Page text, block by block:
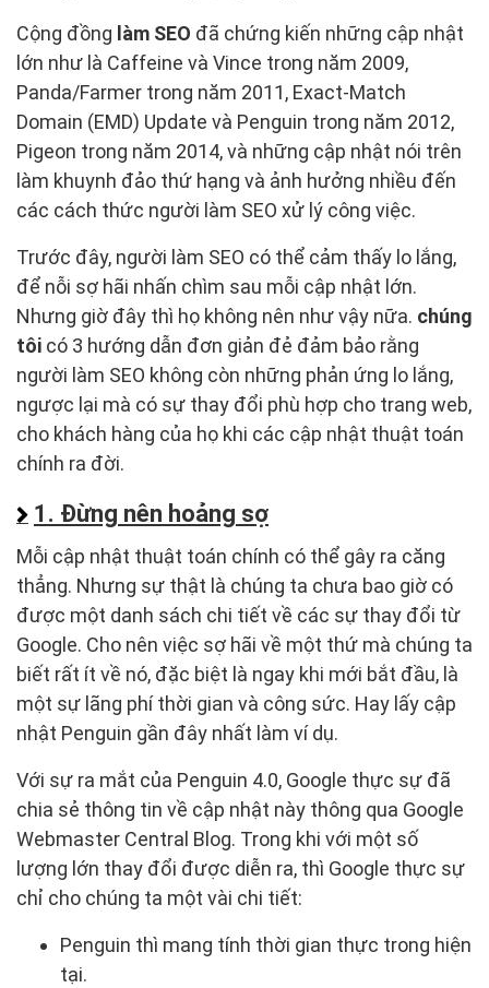
Cộng đồng làm SEO đã chứng kiến những cập nhật
lớn như là Caffeine và Vince trong năm 2009,
Panda/Farmer trong năm 2011, Exact-Match
Domain (EMD) Update và Penguin trong năm 2012,
Pigeon trong năm 2014, và những cập nhật nói trên
làm khuynh đảo thứ hạng và ảnh hưởng nhiều đến
các cách thức người làm SEO xử lý công việc.
Trước đây, người làm SEO có thể cảm thấy lo lắng,
để nỗi sợ hãi nhấn chìm sau mỗi cập nhật lớn.
Nhưng giờ đây thì họ không nên như vậy nữa. chúng
tôi có 3 hướng dẫn đơn giản đẻ đảm bảo rằng
người làm SEO không còn những phản ứng lo lắng,
ngược lại mà có sự thay đổi phù hợp cho trang web,
cho khách hàng của họ khi các cập nhật thuật toán
chính ra đời.
1. Đừng nên hoảng sợ
Mỗi cập nhật thuật toán chính có thể gây ra căng
thẳng. Nhưng sự thật là chúng ta chưa bao giờ có
được một danh sách chi tiết về các sự thay đổi từ
Google. Cho nên việc sợ hãi về một thứ mà chúng ta
biết rất ít về nó, đặc biệt là ngay khi mới bắt đầu, là
một sự lãng phí thời gian và công sức. Hay lấy cập
nhật Penguin gần đây nhất làm ví dụ.
Với sự ra mắt của Penguin 4.0, Google thực sự đã
chia sẻ thông tin về cập nhật này thông qua Google
Webmaster Central Blog. Trong khi với một số
lượng lớn thay đổi được diễn ra, thì Google thực sự
chỉ cho chúng ta một vài chi tiết:
Penguin thì mang tính thời gian thực trong hiện
tại.